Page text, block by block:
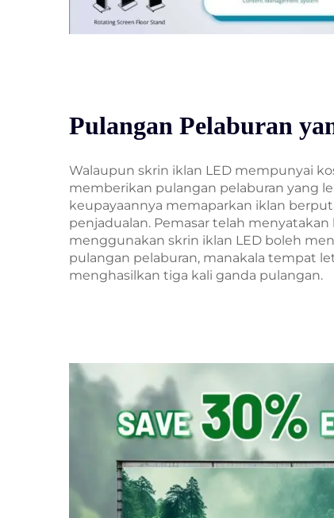
Pulangan Pelaburan
Walaupun skrin iklan LED mempunyai
memberikan pulangan pelaburan yang
keupayaannya memaparkan iklan
penjadualan. Pemasar telah
menggunakan skrin iklan LED boleh
pulangan pelaburan, manakala tempat
menghasilkan tiga kali ganda pulangan.